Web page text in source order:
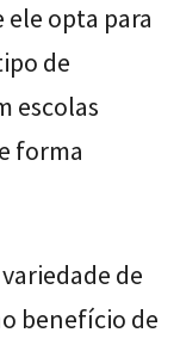
opta para
de
escolas
forma
de
benefício de